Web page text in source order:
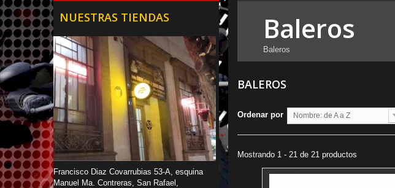
NUESTRAS TIENDAS
Francisco Diaz Covarrubias 53-A, esquina
Manuel Ma. Contreras, San Rafael,
Baleros
Baleros
BALEROS
Ordenar por Nombre: de A a Z
Mostrando 1 - 21 de 21 productos